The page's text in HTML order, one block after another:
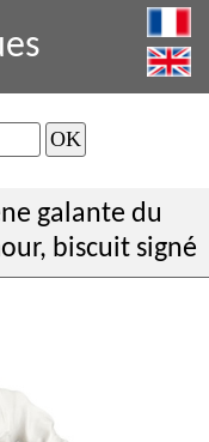
galante du
biscuit signé